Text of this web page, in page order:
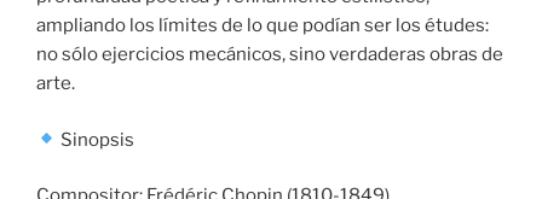
ampliando los límites de lo que podían ser los études:
no sólo ejercicios mecánicos, sino verdaderas obras de
arte.
Sinopsis